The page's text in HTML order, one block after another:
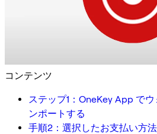
コンテンツ
ステップ1：OneKey App で
ンポートする
手順2：選択したお支払い方